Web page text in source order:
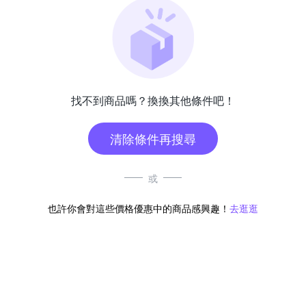
找不到商品嗎？換換其他條件吧！
清除條件再搜尋
或
也許你會對這些價格優惠中的商品感興趣！ 去逛逛